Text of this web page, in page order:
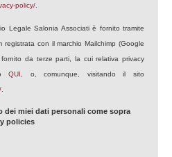
policy/
Legale Salonia Associati è fornito tramite
con il marchio Mailchimp (Google
da terze parti, la cui relativa privacy
QUI
, o, comunque, visitando il sito
dei miei dati personali come sopra
policies